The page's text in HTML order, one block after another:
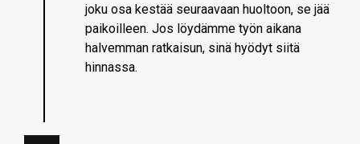
joku osa kestää seuraavaan huoltoon, se jää
paikoilleen. Jos löydämme työn aikana
halvemman ratkaisun, sinä hyödyt siitä
hinnassa.